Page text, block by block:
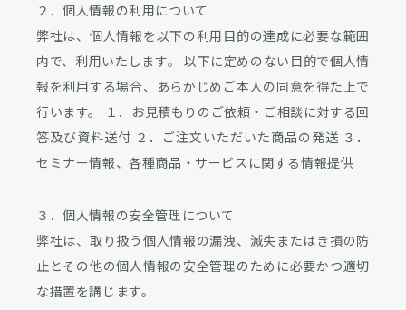
２．個人情報の利用について
弊社は、個人情報を以下の利用目的の達成に必要な範囲
内で、利用いたします。 以下に定めのない目的で個人情
報を利用する場合、あらかじめご本人の同意を得た上で
行います。 １．お見積もりのご依頼・ご相談に対する回
答及び資料送付 ２．ご注文いただいた商品の発送 ３．
セミナー情報、各種商品・サービスに関する情報提供
３．個人情報の安全管理について
弊社は、取り扱う個人情報の漏洩、滅失またはき損の防
止とその他の個人情報の安全管理のために必要かつ適切
な措置を講じます。